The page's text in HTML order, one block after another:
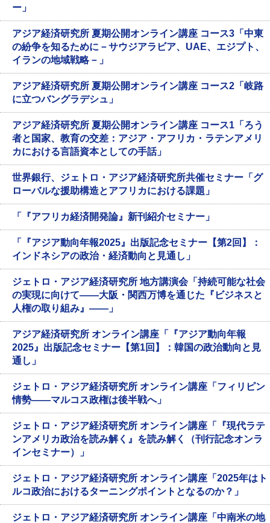
ー」
アジア経済研究所 夏期公開オンライン講座 コース3「中東
の紛争を知るために－サウジアラビア、UAE、エジプト、
イランの地域戦略－」
アジア経済研究所 夏期公開オンライン講座 コース2「岐路
に立つバングラデシュ」
アジア経済研究所 夏期公開オンライン講座 コース1「ろう
者と国家、教育の交差：アジア・アフリカ・ラテンアメリ
カにおける言語資本としての手話」
世界銀行、ジェトロ・アジア経済研究所共催セミナー「グ
ローバルな援助構造とアフリカにおける課題」
「『アフリカ経済開発論』新刊紹介セミナー」
「『アジア動向年報2025』出版記念セミナー【第2回】：
インドネシアの政治・経済動向と見通し」
ジェトロ・アジア経済研究所 地方講演会「持続可能な社会
の実現に向けて――大阪・関西万博を通じた『ビジネスと
人権の取り組み』――」
アジア経済研究所 オンライン講座「『アジア動向年報
2025』出版記念セミナー【第1回】：韓国の政治動向と見
通し」
ジェトロ・アジア経済研究所 オンライン講座「フィリピン
情勢――マルコス政権は後半戦へ」
ジェトロ・アジア経済研究所 オンライン講座「『現代ラテ
ンアメリカ政治を読み解く』を読み解く（刊行記念オンラ
インセミナー）」
ジェトロ・アジア経済研究所 オンライン講座「2025年はト
ルコ政治におけるターニングポイントとなるのか？」
ジェトロ・アジア経済研究所 オンライン講座「中南米の地